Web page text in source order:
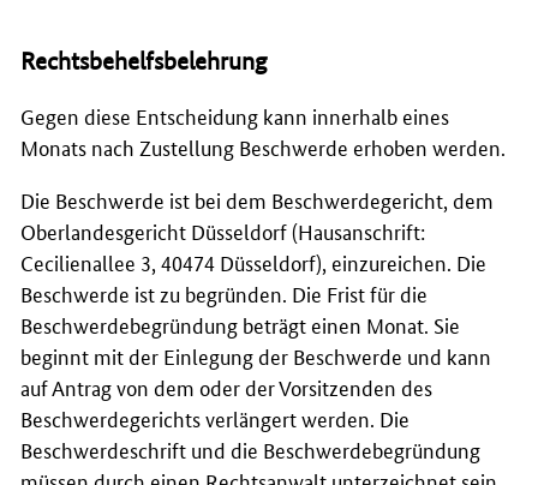
Rechtsbehelfsbelehrung
Gegen diese Entscheidung kann innerhalb eines
Monats nach Zustellung Beschwerde erhoben werden.
Die Beschwerde ist bei dem Beschwerdegericht, dem
Oberlandesgericht Düsseldorf (Hausanschrift:
Cecilienallee 3, 40474 Düsseldorf), einzureichen. Die
Beschwerde ist zu begründen. Die Frist für die
Beschwerdebegründung beträgt einen Monat. Sie
beginnt mit der Einlegung der Beschwerde und kann
auf Antrag von dem oder der Vorsitzenden des
Beschwerdegerichts verlängert werden. Die
Beschwerdeschrift und die Beschwerdebegründung